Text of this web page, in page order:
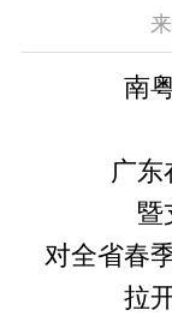
南
广东
暨
对全省春
拉